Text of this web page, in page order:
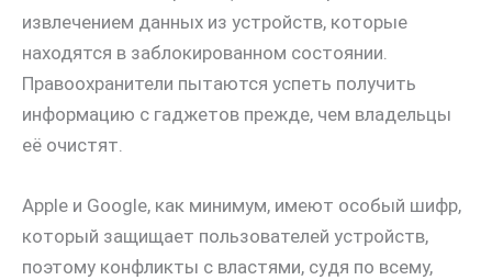
извлечением данных из устройств, которые
находятся в заблокированном состоянии.
Правоохранители пытаются успеть получить
информацию с гаджетов прежде, чем владельцы
её очистят.
Apple и Google, как минимум, имеют особый шифр,
который защищает пользователей устройств,
поэтому конфликты с властями, судя по всему,